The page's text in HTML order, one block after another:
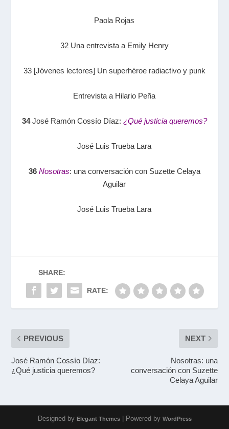
Paola Rojas
32 Una entrevista a Emily Henry
33 [Jóvenes lectores] Un superhéroe radiactivo y punk
Entrevista a Hilario Peña
34José Ramón Cossío Díaz: ¿Qué justicia queremos?
José Luis Trueba Lara
36 Nosotras: una conversación con Suzette Celaya
Aguilar
José Luis Trueba Lara
SHARE:
RATE:
PREVIOUS
José Ramón Cossío Díaz:
¿Qué justicia queremos?
NEXT
Nosotras: una
conversación con Suzette
Celaya Aguilar
Designed by Elegant Themes| Powered by WordPress